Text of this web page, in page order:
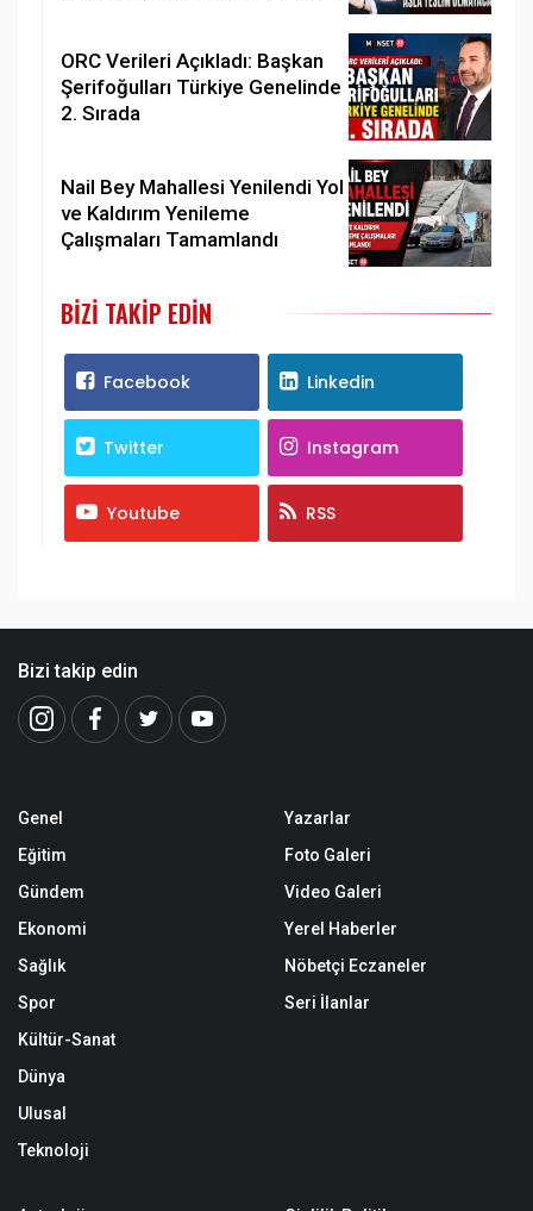
ORC Verileri Açıkladı: Başkan
Şerifoğulları Türkiye Genelinde
2. Sırada
Nail Bey Mahallesi Yenilendi Yol
ve Kaldırım Yenileme
Çalışmaları Tamamlandı
BIZI TAKIP EDIN
Facebook Linkedin
Twitter Instagram
Youtube RSS
Bizi takip edin
Genel
Eğitim
Gündem
Ekonomi
Sağlık
Spor
Kültür-Sanat
Dünya
Ulusal
Teknoloji
Yazarlar
Foto Galeri
Video Galeri
Yerel Haberler
Nöbetçi Eczaneler
Seri İlanlar